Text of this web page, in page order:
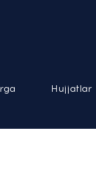
Hujjatlar